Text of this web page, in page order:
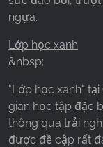
ngựa.
Lớp học xanh
&nbsp;
"Lớp học xanh"
gian học tập đặc
thông qua trải
được đề cập rất